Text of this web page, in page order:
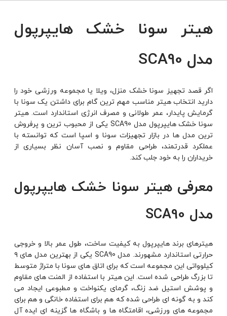
هیتر سونا خشک هایپرپول
مدل SCA90
اگر قصد تجهیز سونا خشک منزل، ویلا یا مجموعه ورزشی خود را
دارید انتخاب هیتر مناسب مهم ترین گام برای داشتن یک سونا با
گرمایش پایدار، عمر طولانی و مصرف انرژی استاندارد است. هیتر
سونا خشک هایپرپول مدل SCA90 یکی از محبوب ترین و پرفروش
ترین مدل ها در بازار تجهیزات سونا و اسپا است که توانسته با
عملکرد قدرتمند، طراحی مقاوم و نصب آسان نظر بسیاری از
خریداران را به خود جلب کند.
معرفی هیتر سونا خشک هایپرپول
مدل SCA90
هیترهای برند هایپرپول به کیفیت ساخت، طول عمر بالا و خروجی
حرارتی استاندارد مشهورند. مدل SCA90 یکی از بهترین مدل های ۹
کیلوواتی این مجموعه است که برای اتاق های سونا با متراژ متوسط
تا بزرگ طراحی شده است. این هیتر با استفاده از المنت های مقاوم
و پوشش استیل ضد زنگ، گرمای یکنواخت و مطبوعی ایجاد می
کند و به گونه ای طراحی شده که هم برای استفاده خانگی و هم برای
مجموعه های ورزشی، اقامتگاه ها و باشگاه ها گزینه ای ایده آل